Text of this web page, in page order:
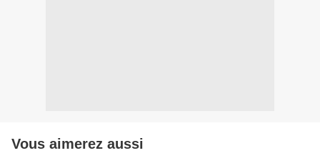
Vous aimerez aussi